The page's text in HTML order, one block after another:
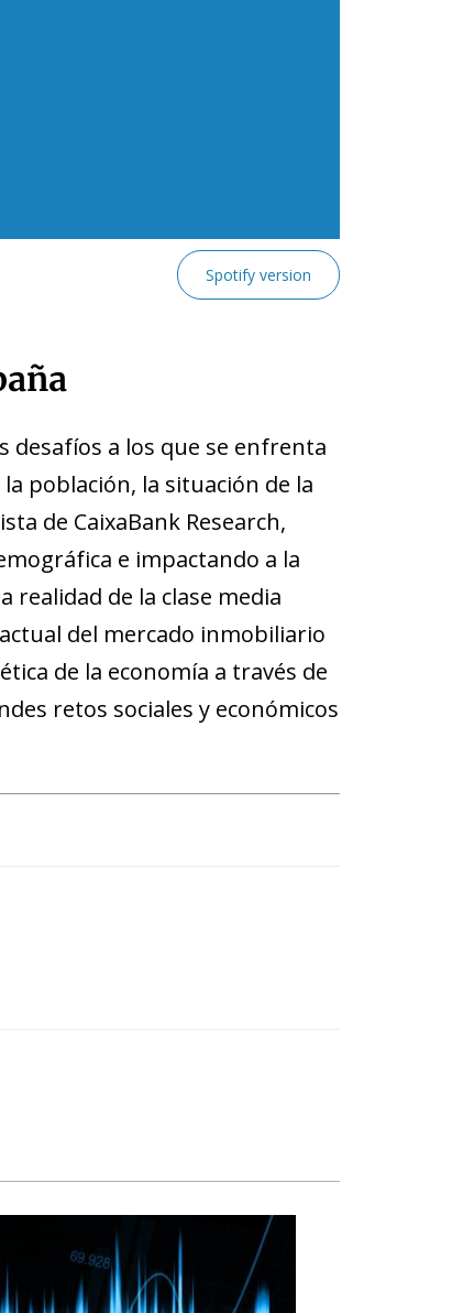
Spotify version
desafíos a los que se enfrenta
población, la situación de la
de CaixaBank Research,
e impactando a la
realidad de la clase media
del mercado inmobiliario
de la economía a través de
retos sociales y económicos